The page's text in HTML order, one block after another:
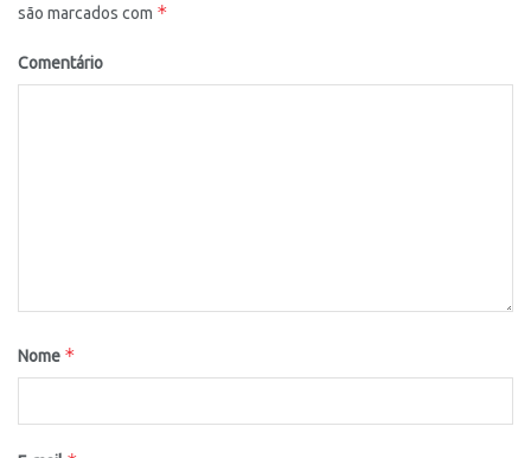
são marcados com *
Comentário
Nome *